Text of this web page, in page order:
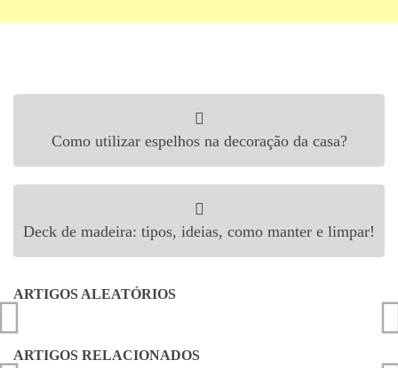
Como utilizar espelhos na decoração da casa?
Deck de madeira: tipos, ideias, como manter e limpar!
ARTIGOS ALEATÓRIOS
ARTIGOS RELACIONADOS